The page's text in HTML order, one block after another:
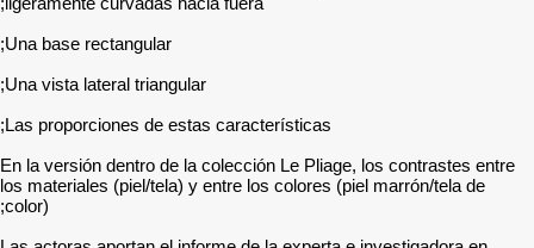
Las proporciones de
En la versión dentro de la
los materiales (piel/tela) y